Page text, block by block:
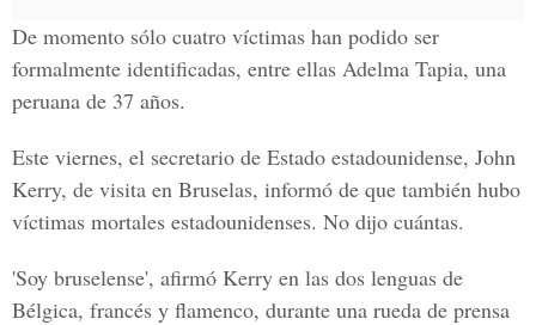
De momento sólo cuatro víctimas han podido ser
formalmente identificadas, entre ellas Adelma Tapia, una
peruana de 37 años.
Este viernes, el secretario de Estado estadounidense, John
Kerry, de visita en Bruselas, informó de que también hubo
víctimas mortales estadounidenses. No dijo cuántas.
'Soy bruselense', afirmó Kerry en las dos lenguas de
Bélgica, francés y flamenco, durante una rueda de prensa